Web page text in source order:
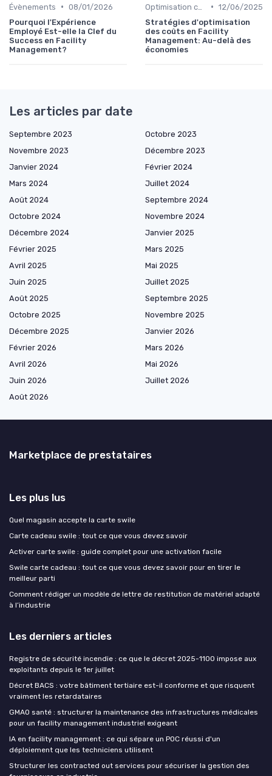
Évènements • 08/01/2026
Pourquoi l'Expérience
Employé Est-elle la Clef du
Success en Facility
Management?
• 12/06/2025
Stratégies d'optimisation
des coûts en Facility
Management: Au-delà des
économies
Les articles par date
Septembre 2023
Octobre 2023
Novembre 2023
Décembre 2023
Janvier 2024
Février 2024
Mars 2024
Juillet 2024
Août 2024
Septembre 2024
Octobre 2024
Novembre 2024
Décembre 2024
Janvier 2025
Février 2025
Mars 2025
Avril 2025
Mai 2025
Juin 2025
Juillet 2025
Août 2025
Septembre 2025
Octobre 2025
Novembre 2025
Décembre 2025
Janvier 2026
Février 2026
Mars 2026
Avril 2026
Mai 2026
Juin 2026
Juillet 2026
Août 2026
Marketplace de prestataires
Les plus lus
Quel magasin accepte la carte swile
Carte cadeau swile : tout ce que vous devez savoir
Activer carte swile : guide complet pour une activation facile
Swile carte cadeau : tout ce que vous devez savoir pour en tirer le
meilleur parti
Comment rédiger un modèle de lettre de restitution de matériel adapté
à l’industrie
Les derniers articles
Registre de sécurité incendie : ce que le décret 2025-1100 impose aux
exploitants depuis le 1er juillet
Décret BACS : votre bâtiment tertiaire est-il conforme et que risquent
vraiment les retardataires
GMAO santé : structurer la maintenance des infrastructures médicales
pour un facility management industriel exigeant
IA en facility management : ce qui sépare un POC réussi d'un
déploiement que les techniciens utilisent
Structurer les contracted out services pour sécuriser la gestion des